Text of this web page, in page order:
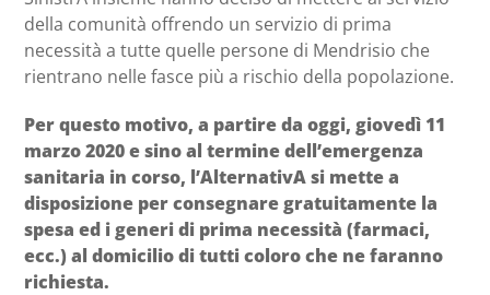
della comunità offrendo un servizio di prima
necessità a tutte quelle persone di Mendrisio che
rientrano nelle fasce più a rischio della popolazione.
Per questo motivo, a partire da oggi, giovedì 11
marzo 2020 e sino al termine dell’emergenza
sanitaria in corso, l’AlternativA si mette a
disposizione per consegnare gratuitamente la
spesa ed i generi di prima necessità (farmaci,
ecc.) al domicilio di tutti coloro che ne faranno
richiesta.